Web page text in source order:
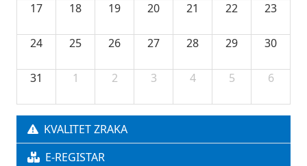
17 18 19 20 21 22 23
24 25 26 27 28 29 30
31 1 2 3 4 5 6
KVALITET ZRAKA
E-REGISTAR